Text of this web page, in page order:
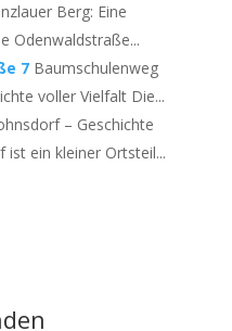
Berg: Eine
Odenwaldstraße...
7 Baumschulenweg
voller Vielfalt Die...
– Geschichte
ein kleiner Ortsteil...